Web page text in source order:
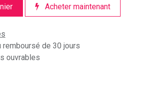
Acheter maintenant
de 30 jours
ouvrables